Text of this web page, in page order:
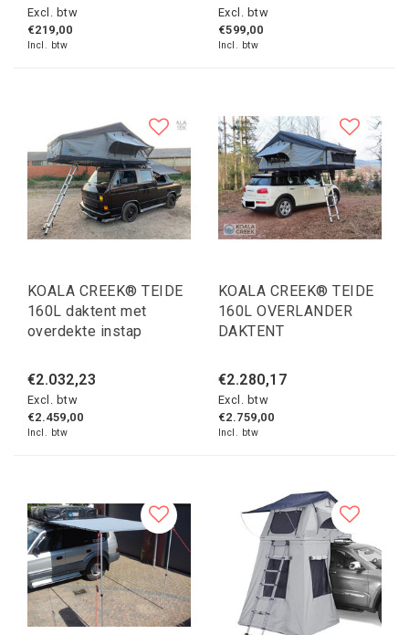
Excl. btw
€219,00
Incl. btw
Excl. btw
€599,00
Incl. btw
KOALA CREEK® TEIDE
160L daktent met
overdekte instap
€2.032,23
Excl. btw
€2.459,00
Incl. btw
KOALA CREEK® TEIDE
160L OVERLANDER
DAKTENT
€2.280,17
Excl. btw
€2.759,00
Incl. btw